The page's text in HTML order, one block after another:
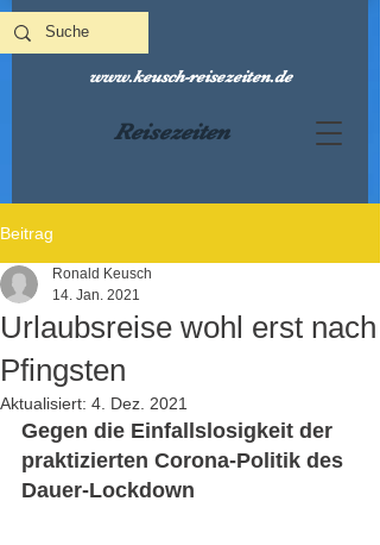
Reisezeiten
www.keusch-reisezeiten.de
Beitrag
Urlaubsreise wohl erst nach
Pfingsten
Ronald Keusch
14. Jan. 2021
Aktualisiert: 4. Dez. 2021
Gegen die Einfallslosigkeit der
praktizierten Corona-Politik des
Dauer-Lockdown